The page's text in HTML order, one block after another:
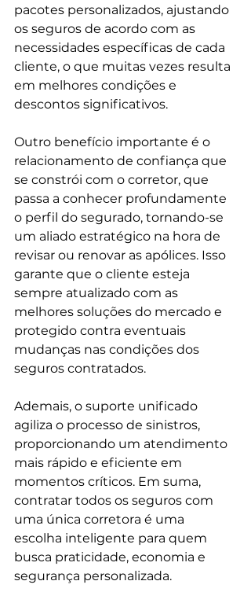
pacotes personalizados, ajustando
os seguros de acordo com as
necessidades específicas de cada
cliente, o que muitas vezes resulta
em melhores condições e
descontos significativos.
Outro benefício importante é o
relacionamento de confiança que
se constrói com o corretor, que
passa a conhecer profundamente
o perfil do segurado, tornando-se
um aliado estratégico na hora de
revisar ou renovar as apólices. Isso
garante que o cliente esteja
sempre atualizado com as
melhores soluções do mercado e
protegido contra eventuais
mudanças nas condições dos
seguros contratados.
Ademais, o suporte unificado
agiliza o processo de sinistros,
proporcionando um atendimento
mais rápido e eficiente em
momentos críticos. Em suma,
contratar todos os seguros com
uma única corretora é uma
escolha inteligente para quem
busca praticidade, economia e
segurança personalizada.